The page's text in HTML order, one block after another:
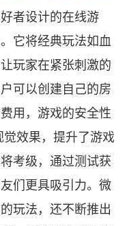
者设计的在线游
它将经典玩法如血
玩家在紧张刺激的
可以创建自己的房
用，游戏的安全性
效果，提升了游戏
考级，通过测试获
们更具吸引力。微
玩法，还不断推出